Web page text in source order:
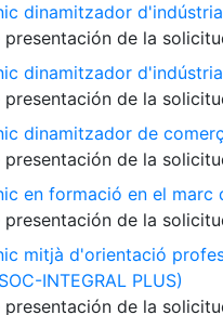
dinamitzador
presentación de la
dinamitzador
presentación de la
dinamitzador de
presentación de la
en formació en el
presentación de la
mitjà d'orientació
INTEGRAL PLUS)
presentación de la